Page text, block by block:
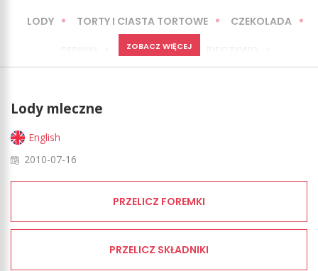
LODY TORTY I CIASTA TORTOWE CZEKOLADA
MINI WYPIEKI
LŻEJSZE / ZDROWSZE
ZOBACZ WIĘCEJ
Lody mleczne
English
2010-07-16
PRZELICZ FOREMKI
PRZELICZ SKŁADNIKI